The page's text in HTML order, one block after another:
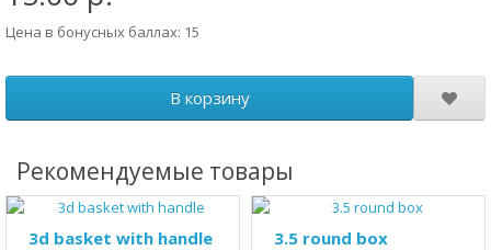
Цена в бонусных баллах: 15
В корзину
Рекомендуемые товары
3d basket with handle 3.5 round box